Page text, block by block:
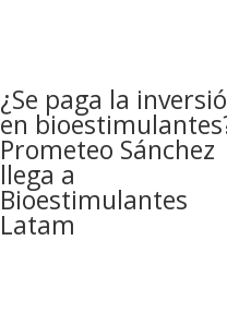
¿Se paga la
en
Prometeo Sánchez
llega a
Bioestimulantes
Latam